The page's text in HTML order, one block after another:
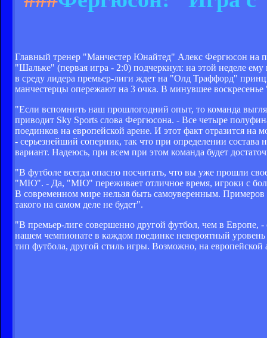
Главный тренер "Манчестер Юнайтед" Алекс Фергюсон на
"Шальке" (первая игра - 2:0) подчеркнул: на этой неделе
в среду лидера премьер-лиги ждет на "Олд Траффорд"
манчестерцы опережают на 3 очка. В минувшее
"Если вспомнить наш прошлогодний опыт, то команда
приводит Sky Sports слова Фергюсона. - Все четыре
поединков на европейской арене. И этот факт отразится
- серьезнейший соперник, так что при определении
вариант. Надеюсь, при всем при этом команда будет
"В футболе всегда опасно посчитать, что вы уже прошли
"МЮ". - Да, "МЮ" переживает отличное время, игроки с
В современном мире нельзя быть самоуверенным.
такого на самом деле не будет".
"В премьер-лиге совершенно другой футбол, чем в Европе,
нашем чемпионате в каждом поединке невероятный
тип футбола, другой стиль игры. Возможно, на